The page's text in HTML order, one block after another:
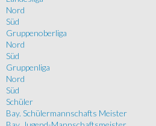
Nord
Süd
Gruppenoberliga
Nord
Süd
Gruppenliga
Nord
Süd
Schüler
Bay. Schülermannschafts Meister